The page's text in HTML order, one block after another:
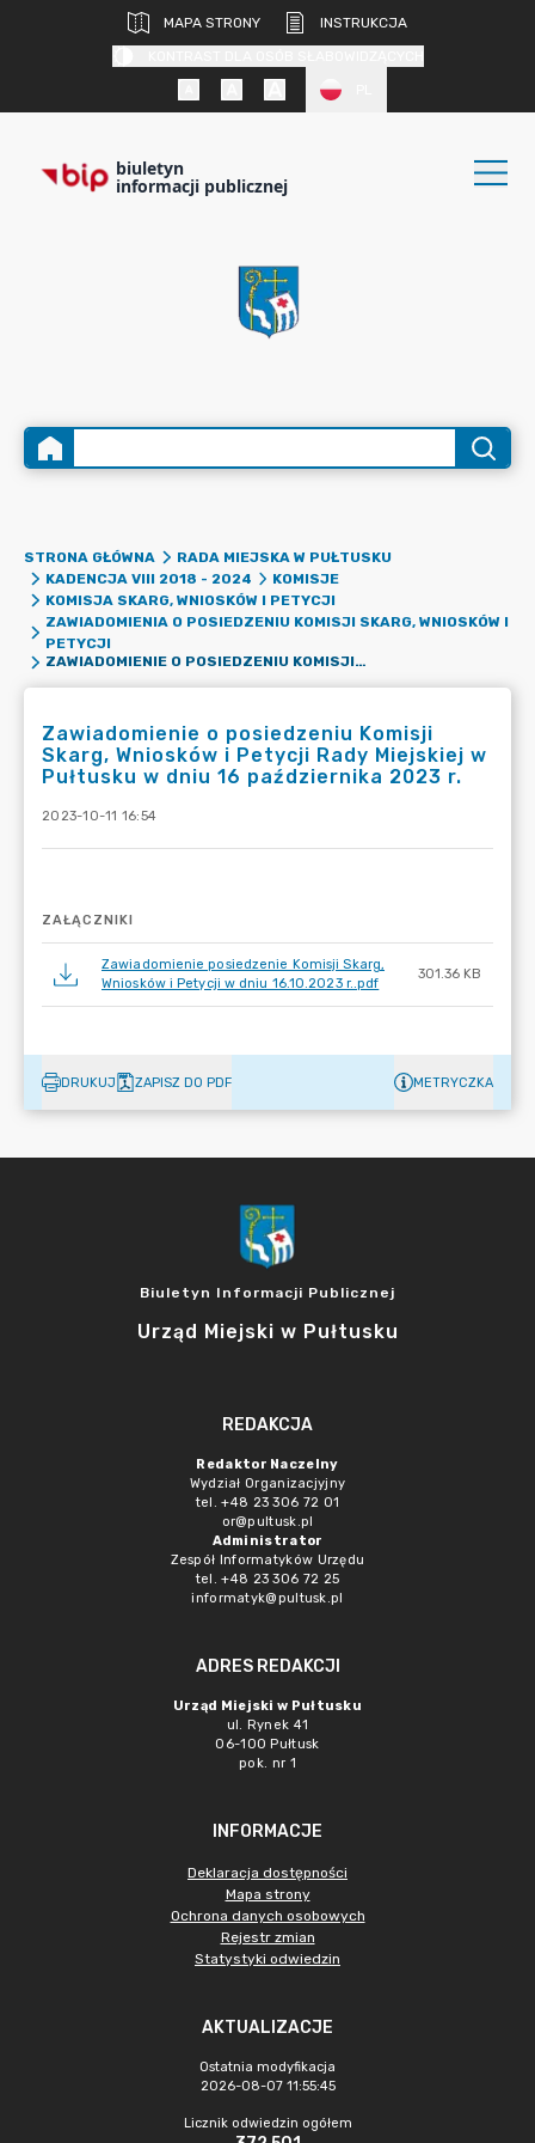
MAPA STRONY
INSTRUKCJA
biuletyn
informacji publicznej
STRONA GŁÓWNA
RADA MIEJSKA W PUŁTUSKU
KADENCJA VIII 2018 - 2024
KOMISJE
KOMISJA SKARG, WNIOSKÓW I PETYCJI
ZAWIADOMIENIA O POSIEDZENIU KOMISJI SKARG, WNIOSKÓW I
PETYCJI
ZAWIADOMIENIE O POSIEDZENIU KOMISJI SKARG, WNIOSKÓW I PETYCJI RADY MIEJSKIEJ W PUŁTUSKU W DNIU 16 PAŹDZIERNIKA 2023 R.
Zawiadomienie o posiedzeniu Komisji
Skarg, Wniosków i Petycji Rady Miejskiej w
Pułtusku w dniu 16 października 2023 r.
2023-10-11 16:54
ZAŁĄCZNIKI
Zawiadomienie posiedzenie Komisji Skarg,
Wniosków i Petycji w dniu 16.10.2023 r..pdf
301.36 KB
DRUKUJ ZAPISZ DO PDF METRYCZKA
Biuletyn Informacji Publicznej
Urząd Miejski w Pułtusku
REDAKCJA
Redaktor Naczelny
Wydział Organizacjyjny
tel. +48 23 306 72 01
or@pultusk.pl
Administrator
Zespół Informatyków Urzędu
tel. +48 23 306 72 25
informatyk@pultusk.pl
ADRES REDAKCJI
Urząd Miejski w Pułtusku
ul. Rynek 41
06-100 Pułtusk
pok. nr 1
INFORMACJE
Deklaracja dostępności
Mapa strony
Ochrona danych osobowych
Rejestr zmian
Statystyki odwiedzin
AKTUALIZACJE
Ostatnia modyfikacja
2026-08-07 11:55:45
Licznik odwiedzin ogółem